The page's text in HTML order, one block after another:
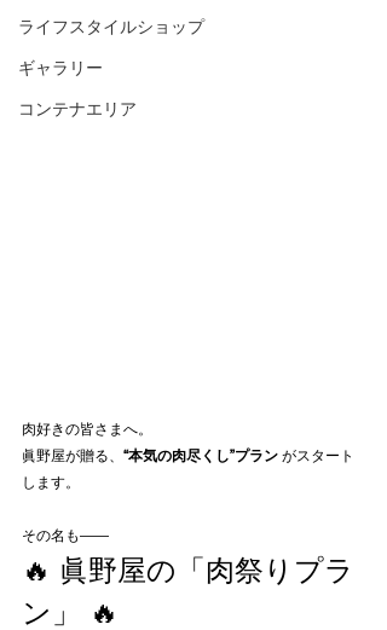
ライフスタイルショップ
ギャラリー
コンテナエリア
肉好きの皆さまへ。
眞野屋が贈る、 “本気の肉尽くし”プラン がスタート
します。
その名も――
🔥 眞野屋の「肉祭りプラ
ン」 🔥